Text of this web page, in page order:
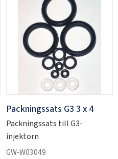
Packningssats G3 3 x 4
Packningssats till G3-
injektorn
GW-W03049